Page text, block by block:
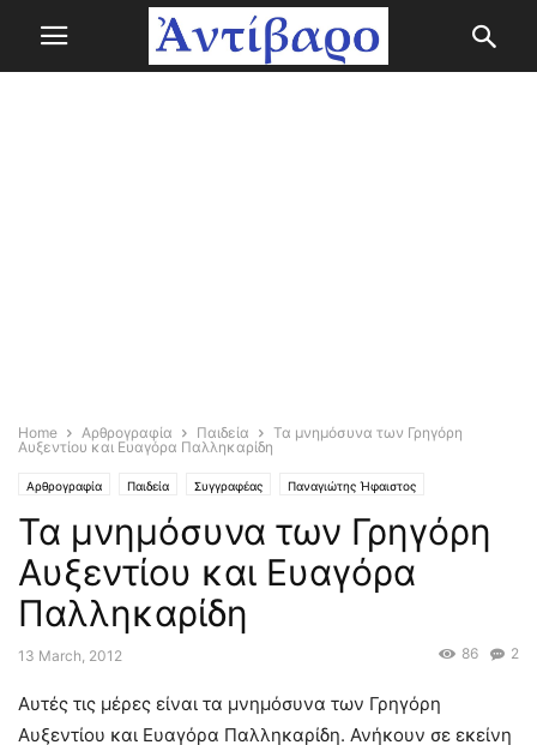
Home Αρθρογραφία Παιδεία
Τα μνημόσυνα των Γρηγόρη
Αυξεντίου και Ευαγόρα Παλληκαρίδη
Αρθρογραφία Παιδεία Συγγραφέας Παναγιώτης Ήφαιστος
Τα μνημόσυνα των Γρηγόρη
Αυξεντίου και Ευαγόρα
Παλληκαρίδη
13 March, 2012 2
86
Αυτές τις μέρες είναι τα μνημόσυνα των Γρηγόρη
Αυξεντίου και Ευαγόρα Παλληκαρίδη. Ανήκουν σε εκείνη